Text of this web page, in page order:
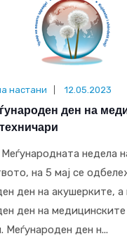
настани 12.05.2023
ден на
недела
на 5 мај се
ден на акушерките, а
ден на
Меѓународен ден н...